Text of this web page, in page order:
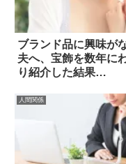
ブランド品に興味が
夫へ、宝飾を数年に
り紹介した結果…
人間関係